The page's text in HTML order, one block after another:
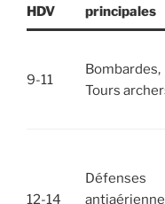
HDV
principales
9-11
Bombardes,
Tours
12-14
Défenses